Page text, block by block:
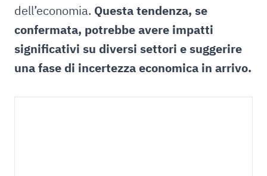
dell’economia. Questa tendenza, se
confermata, potrebbe avere impatti
significativi su diversi settori e suggerire
una fase di incertezza economica in arrivo.